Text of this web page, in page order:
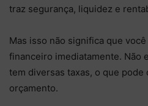
traz segurança, liquidez e
Mas isso não significa que
financeiro imediatamente. Não
tem diversas taxas, o que pode
orçamento.